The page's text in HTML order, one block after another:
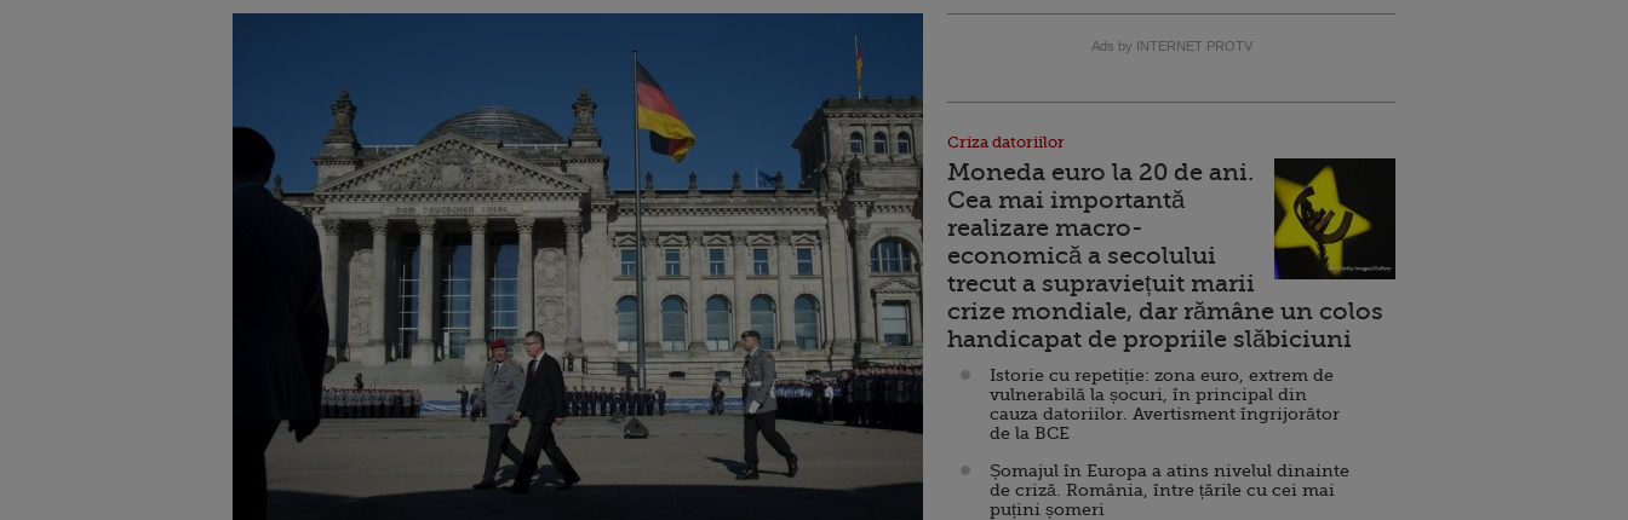
Ads by INTERNET PROTV
Criza datoriilor
Moneda euro la 20 de ani.
Cea mai importantă
realizare macro-
economică a secolului
trecut a supraviețuit marii
crize mondiale, dar rămâne un colos
handicapat de propriile slăbiciuni
Istorie cu repetiție: zona euro, extrem de
vulnerabilă la șocuri, în principal din
cauza datoriilor. Avertisment îngrijorător
de la BCE
Șomajul în Europa a atins nivelul dinainte
de criză. România, între țările cu cei mai
puțini șomeri